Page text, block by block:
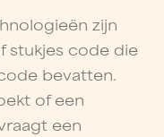
zijn
stukjes code die
bevatten.
of een
een